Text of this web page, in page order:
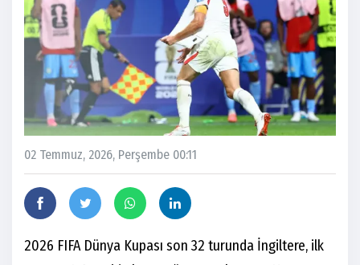
02 Temmuz, 2026, Perşembe 00:11
2026 FIFA Dünya Kupası son 32 turunda İngiltere, ilk